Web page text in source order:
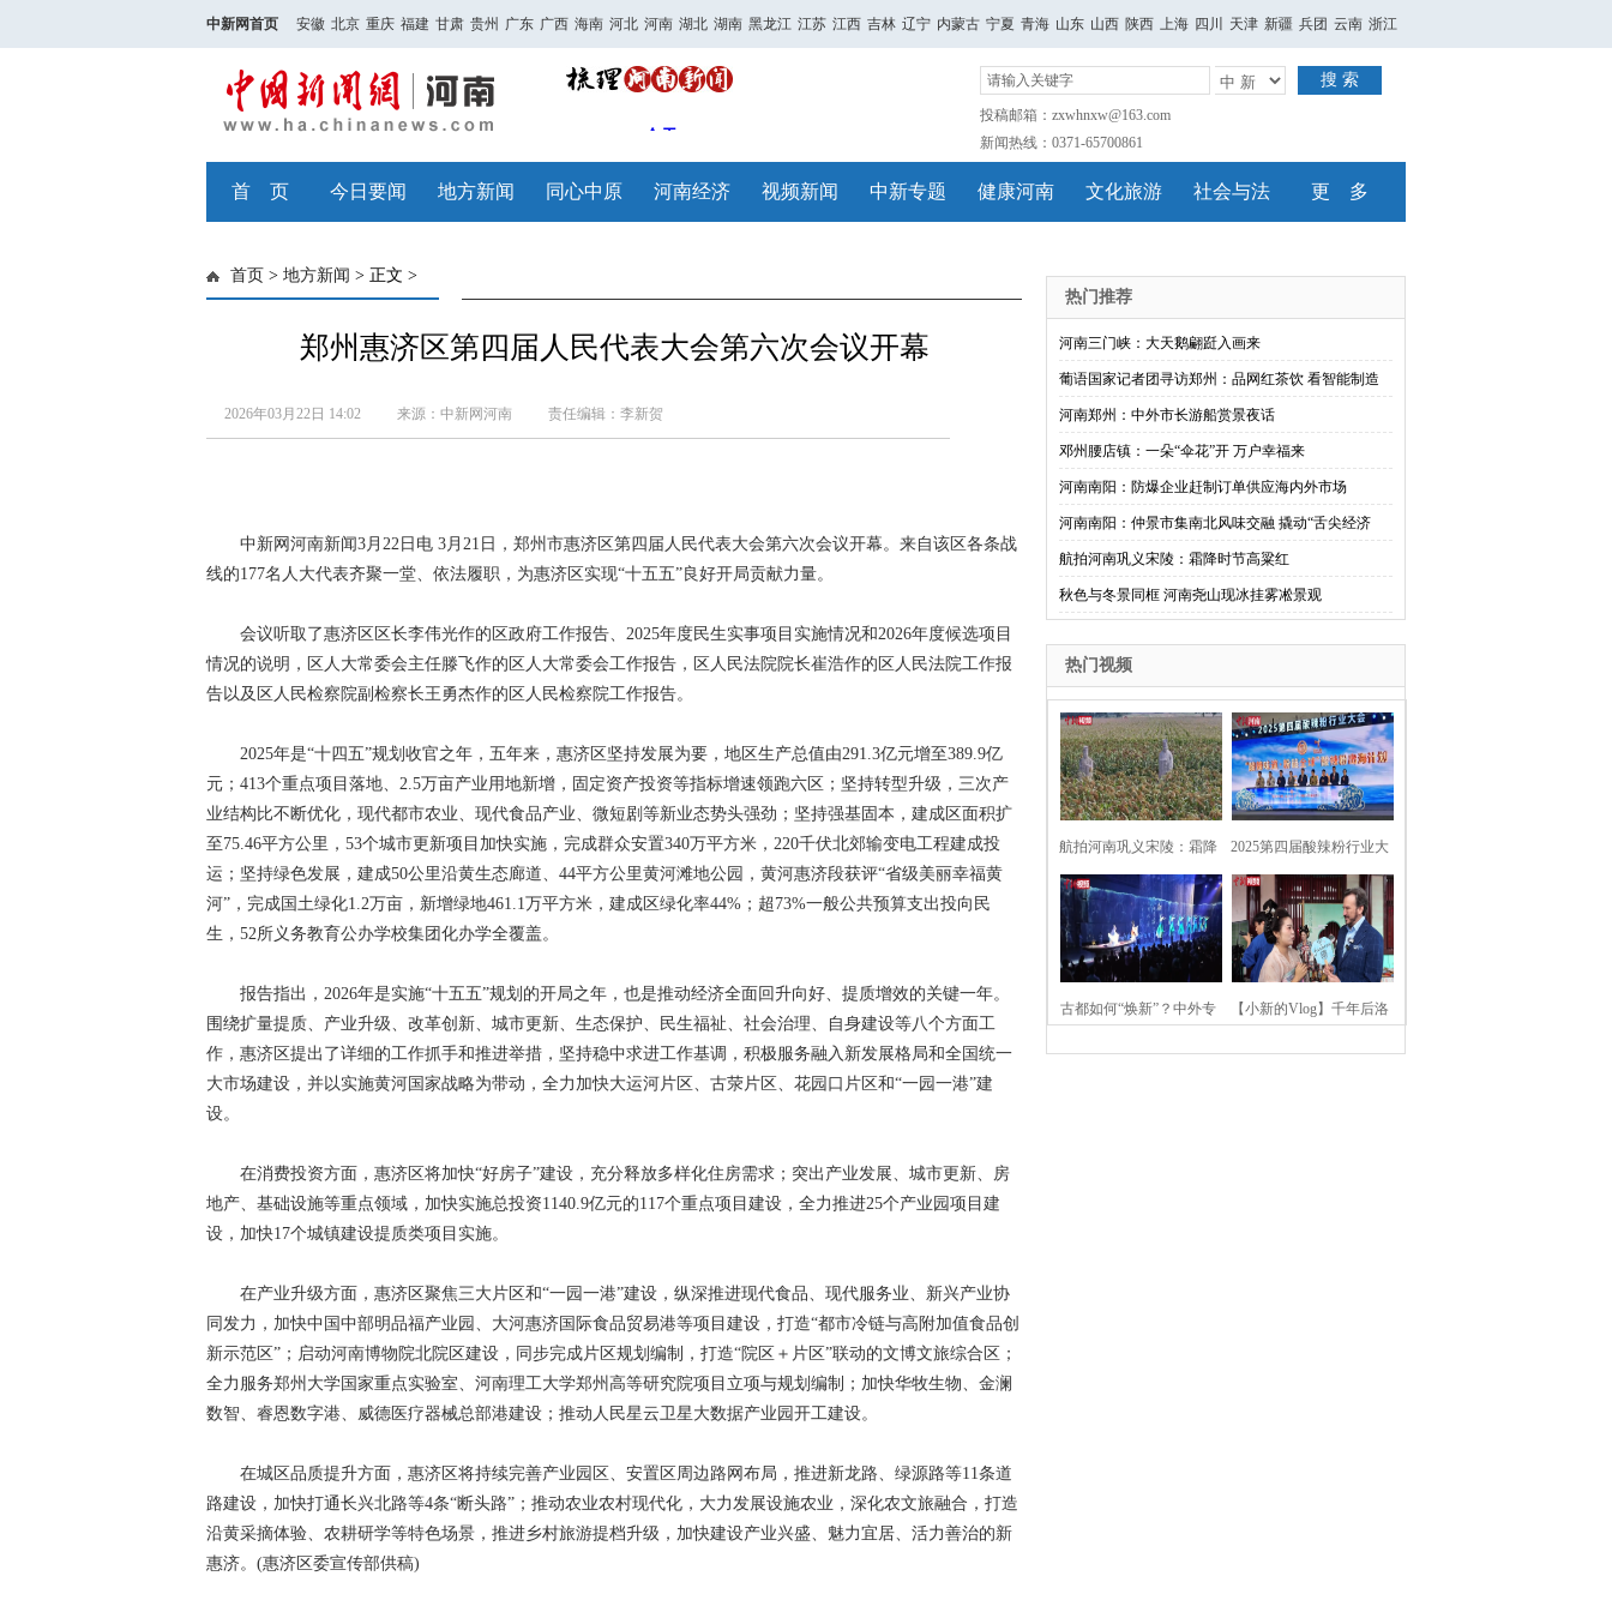
中新网首页 安徽 北京 重庆 福建 甘肃 贵州 广东 广西 海南 河北 河南 湖北 湖南 黑龙江 江苏 江西 吉林 辽宁 内蒙古 宁夏 青海 山东 山西 陕西 上海 四川 天津 新疆 兵团 云南 浙江
搜 索
投稿邮箱：zxwhnxw@163.com
新闻热线：0371-65700861
首 页 今日要闻 地方新闻 同心中原 河南经济 视频新闻 中新专题 健康河南 文化旅游 社会与法 更 多
首页 > 地方新闻 > 正文 >
郑州惠济区第四届人民代表大会第六次会议开幕
2026年03月22日 14:02 来源：中新网河南 责任编辑：李新贺
中新网河南新闻3月22日电 3月21日，郑州市惠济区第四届人民代表大会第六次会议开幕。来自该区各条战
线的177名人大代表齐聚一堂、依法履职，为惠济区实现“十五五”良好开局贡献力量。
会议听取了惠济区区长李伟光作的区政府工作报告、2025年度民生实事项目实施情况和2026年度候选项目
情况的说明，区人大常委会主任滕飞作的区人大常委会工作报告，区人民法院院长崔浩作的区人民法院工作报
告以及区人民检察院副检察长王勇杰作的区人民检察院工作报告。
2025年是“十四五”规划收官之年，五年来，惠济区坚持发展为要，地区生产总值由291.3亿元增至389.9亿
元；413个重点项目落地、2.5万亩产业用地新增，固定资产投资等指标增速领跑六区；坚持转型升级，三次产
业结构比不断优化，现代都市农业、现代食品产业、微短剧等新业态势头强劲；坚持强基固本，建成区面积扩
至75.46平方公里，53个城市更新项目加快实施，完成群众安置340万平方米，220千伏北郊输变电工程建成投
运；坚持绿色发展，建成50公里沿黄生态廊道、44平方公里黄河滩地公园，黄河惠济段获评“省级美丽幸福黄
河”，完成国土绿化1.2万亩，新增绿地461.1万平方米，建成区绿化率44%；超73%一般公共预算支出投向民
生，52所义务教育公办学校集团化办学全覆盖。
报告指出，2026年是实施“十五五”规划的开局之年，也是推动经济全面回升向好、提质增效的关键一年。
围绕扩量提质、产业升级、改革创新、城市更新、生态保护、民生福祉、社会治理、自身建设等八个方面工
作，惠济区提出了详细的工作抓手和推进举措，坚持稳中求进工作基调，积极服务融入新发展格局和全国统一
大市场建设，并以实施黄河国家战略为带动，全力加快大运河片区、古荥片区、花园口片区和“一园一港”建
设。
在消费投资方面，惠济区将加快“好房子”建设，充分释放多样化住房需求；突出产业发展、城市更新、房
地产、基础设施等重点领域，加快实施总投资1140.9亿元的117个重点项目建设，全力推进25个产业园项目建
设，加快17个城镇建设提质类项目实施。
在产业升级方面，惠济区聚焦三大片区和“一园一港”建设，纵深推进现代食品、现代服务业、新兴产业协
同发力，加快中国中部明品福产业园、大河惠济国际食品贸易港等项目建设，打造“都市冷链与高附加值食品创
新示范区”；启动河南博物院北院区建设，同步完成片区规划编制，打造“院区＋片区”联动的文博文旅综合区；
全力服务郑州大学国家重点实验室、河南理工大学郑州高等研究院项目立项与规划编制；加快华牧生物、金澜
数智、睿恩数字港、威德医疗器械总部港建设；推动人民星云卫星大数据产业园开工建设。
在城区品质提升方面，惠济区将持续完善产业园区、安置区周边路网布局，推进新龙路、绿源路等11条道
路建设，加快打通长兴北路等4条“断头路”；推动农业农村现代化，大力发展设施农业，深化农文旅融合，打造
沿黄采摘体验、农耕研学等特色场景，推进乡村旅游提档升级，加快建设产业兴盛、魅力宜居、活力善治的新
惠济。(惠济区委宣传部供稿)
热门推荐
河南三门峡：大天鹅翩跹入画来
葡语国家记者团寻访郑州：品网红茶饮 看智能制造
河南郑州：中外市长游船赏景夜话
邓州腰店镇：一朵“伞花”开 万户幸福来
河南南阳：防爆企业赶制订单供应海内外市场
河南南阳：仲景市集南北风味交融 撬动“舌尖经济
航拍河南巩义宋陵：霜降时节高粱红
秋色与冬景同框 河南尧山现冰挂雾凇景观
热门视频
航拍河南巩义宋陵：霜降
时节高粱红
2025第四届酸辣粉行业大
会在河南开封举行
古都如何“焕新”？中外专 【小新的Vlog】千年后洛